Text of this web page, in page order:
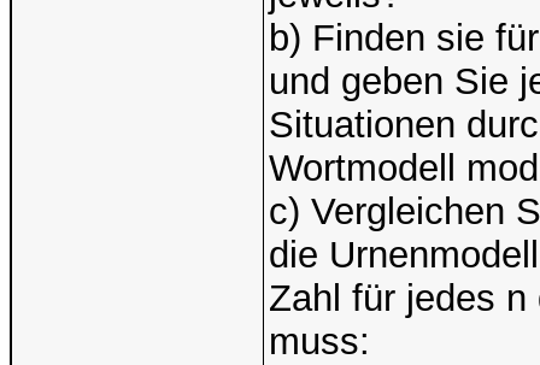
b) Finden sie
und geben Sie
Situationen
Wortmodell
c) Vergleichen
die
Zahl für jedes
muss: